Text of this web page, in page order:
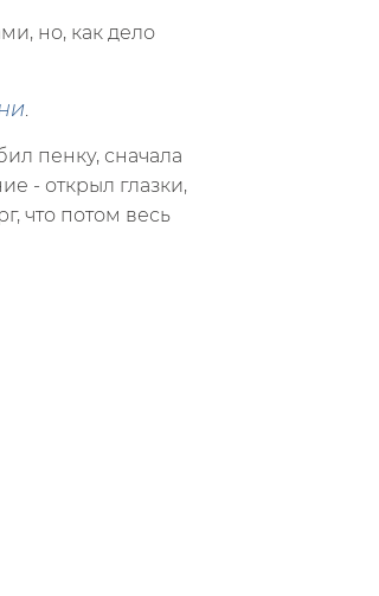
но, как дело
.
пенку, сначала
- открыл глазки,
что потом весь